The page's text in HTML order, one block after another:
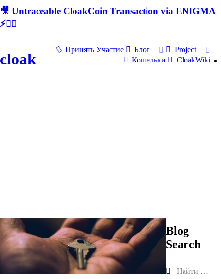
🎥 Untraceable CloakCoin Transaction via ENIGMA
⚡🕵‍♂
cloak
Принять Участие Блог
Project
Кошельки
CloakWiki
Blog
Search